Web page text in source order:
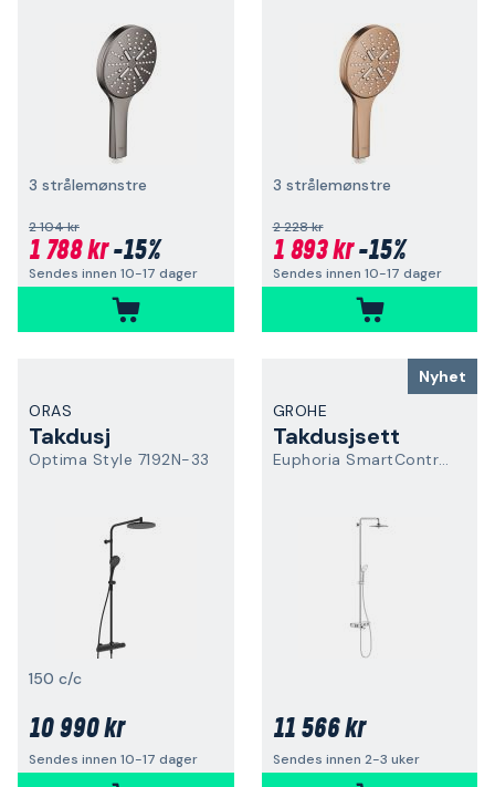
3 strålemønstre
2 104 kr
1 788 kr-15%
Sendes innen 10-17 dager
3 strålemønstre
2 228 kr
1 893 kr-15%
Sendes innen 10-17 dager
ORAS
Takdusj
Optima Style 7192N-33
150 c/c
10 990 kr
Sendes innen 10-17 dager
Nyhet
GROHE
Takdusjsett
Euphoria SmartControl System 260
11 566 kr
Sendes innen 2-3 uker